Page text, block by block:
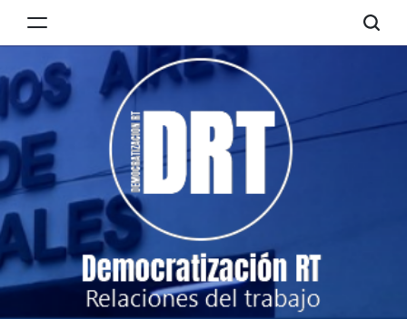
RT